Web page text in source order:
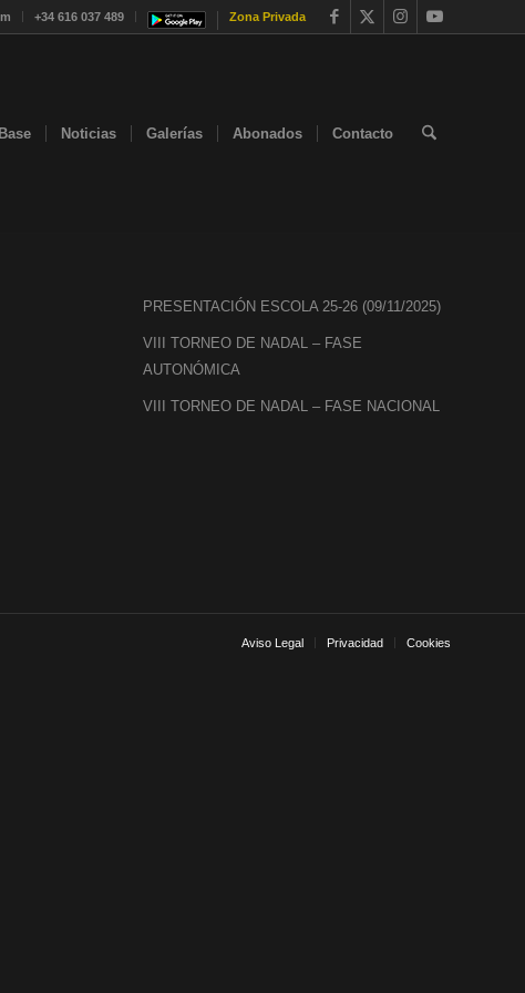
+34 616 037 489 Zona Privada
Base Noticias Galerías Abonados Contacto
PRESENTACIÓN ESCOLA 25-26 (09/11/2025)
VIII TORNEO DE NADAL – FASE
AUTONÓMICA
VIII TORNEO DE NADAL – FASE NACIONAL
Aviso Legal Privacidad Cookies